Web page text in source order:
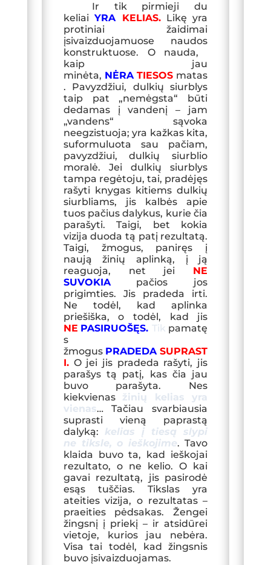
Ir tik pirmieji du
keliaiYRA KELIAS.Likę yra
protiniai žaidimai
įsivaizduojamuose naudos
konstruktuose. O nauda,
kaip jau
minėta, NĖRATIESOS matas
. Pavyzdžiui, dulkių siurblys
taip pat „nemėgsta“ būti
dedamas į vandenį – jam
„vandens“ sąvoka
neegzistuoja; yra kažkas kita,
suformuluota sau pačiam,
pavyzdžiui, dulkių siurblio
moralė. Jei dulkių siurblys
tampa regėtoju, tai, pradėjęs
rašyti knygas kitiems dulkių
siurbliams, jis kalbės apie
tuos pačius dalykus, kurie čia
parašyti. Taigi, bet kokia
vizija duoda tą patį rezultatą.
Taigi, žmogus, paniręs į
naują žinių aplinką, į ją
reaguoja, net jei NE
SUVOKIApačios jos
prigimties. Jis pradeda irti.
Ne todėl, kad aplinka
priešiška, o todėl, kad jis
NE PASIRUOŠĘS. Tik pamatę
s
žmogus PRADEDASUPRAST
I.O jei jis pradeda rašyti, jis
parašys tą patį, kas čia jau
buvo parašyta. Nes
kiekvienas žinių kelias yra
vienas… Tačiau svarbiausia
suprasti vieną paprastą
dalyką: kelias į tiesą slypi
ne tiksle, o ieškojime. Tavo
klaida buvo ta, kad ieškojai
rezultato, o ne kelio. O kai
gavai rezultatą, jis pasirodė
esąs tuščias. Tikslas yra
ateities vizija, o rezultatas –
praeities pėdsakas. Žengei
žingsnį į priekį – ir atsidūrei
vietoje, kurios jau nebėra.
Visa tai todėl, kad žingsnis
buvo įsivaizduojamas.